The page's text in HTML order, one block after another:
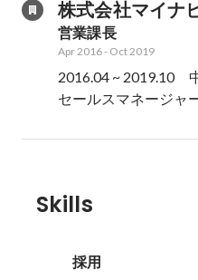
株式会社マイナ
営業課長
Apr 2016- Oct 2019
2016.04 ~ 2019.10　
セールスマネージャ
Skills
採用